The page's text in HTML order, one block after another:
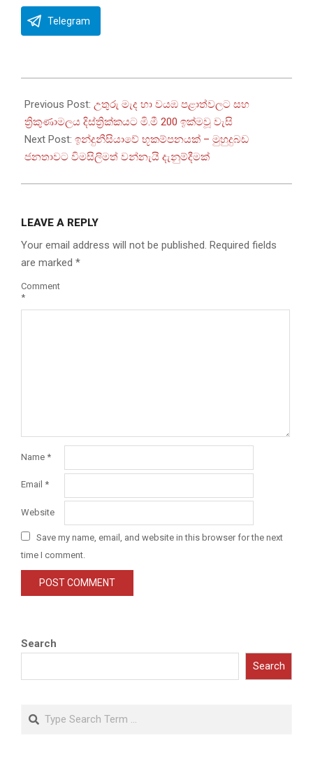
Telegram
11-
27
Previous Post: උතුරු මැද හා වයඹ පළාත්වලට සහ
ත්‍රිකුණාමලය දිස්ත්‍රික්කයට මි.මී 200 ඉක්මවූ වැසි
Next Post: ඉන්දුනීසියාවේ භූකම්පනයක් – මුහුදුබඩ
ජනතාවට විමසිලිමත් වන්නැයි දැනුම්දීමක්
LEAVE A REPLY
Your email address will not be published. Required fields
are marked *
Comment
*
Name *
Email *
Website
Save my name, email, and website in this browser for the next
time I comment.
Search
Search
Search